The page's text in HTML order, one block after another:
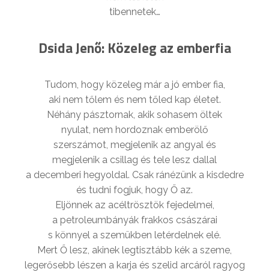
tibennetek…
Dsida Jenő: Közeleg az emberfia
Tudom, hogy közeleg már a jó ember fia,
aki nem tőlem és nem tőled kap életet.
Néhány pásztornak, akik sohasem öltek
nyulat, nem hordoznak emberölő
szerszámot, megjelenik az angyal és
megjelenik a csillag és tele lesz dallal
a decemberi hegyoldal. Csak ránézünk a kisdedre
és tudni fogjuk, hogy Ő az.
Eljönnek az acéltrösztök fejedelmei,
a petroleumbányák frakkos császárai
s könnyel a szemükben letérdelnek elé.
Mert Ő lesz, akinek legtisztább kék a szeme,
legerősebb lészen a karja és szelid arcáról ragyog